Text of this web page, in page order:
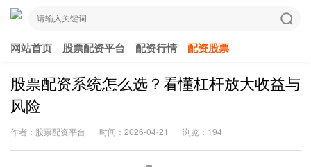
网站首页 股票配资平台 配资行情 配资股票
股票配资系统怎么选？看懂杠杆放大收益与
风险
作者：股票配资平台 时间：2026-04-21 浏览：194